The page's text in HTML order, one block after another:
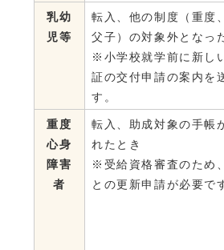
乳幼
児等
転入、他の制度（重度
父子）の対象外となっ
※小学校就学前に新し
証の交付申請の案内を
す。
重度
心身
障害
者
転入、助成対象の手帳
れたとき
※受給資格審査のため
との更新申請が必要で